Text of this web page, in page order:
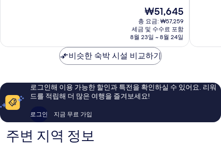
우
요,
이
용
후
기
193
개
현
재
요
금
₩51,645
₩51,645
총 요금: ₩57,259
세금 및 수수료 포함
8월 23일 ~ 8월 24일
최
이
용
비슷한 숙박 시설 비교하기
로그인해 이용 가능한 할인과 특전을 확인하실 수 있어요. 리워
드를 적립해 더 많은 여행을 즐겨보세요!
로그인 지금 무료 가입
주변 지역 정보